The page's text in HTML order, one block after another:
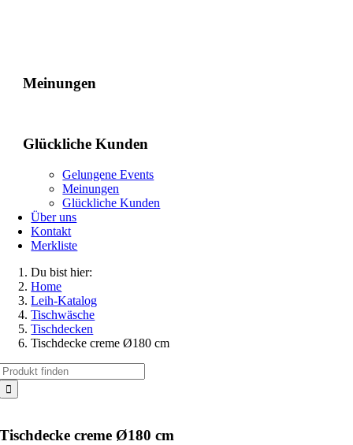
Meinungen
Glückliche Kunden
Gelungene Events
Meinungen
Glückliche Kunden
Über uns
Kontakt
Merkliste
Du bist hier:
Home
Leih-Katalog
Tischwäsche
Tischdecken
Tischdecke creme Ø180 cm
Tischdecke creme Ø180 cm